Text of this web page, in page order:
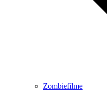
Zombiefilme